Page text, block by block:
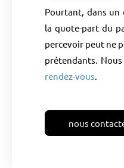
Pourtant, dans un
la quote-part du
percevoir peut ne
prétendants.
rendez-vous.
nous